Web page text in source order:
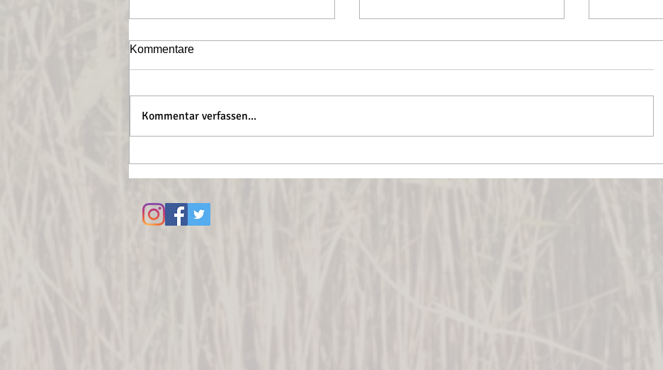
Let the summer beGin...
Kommentare
Kommentar verfassen...